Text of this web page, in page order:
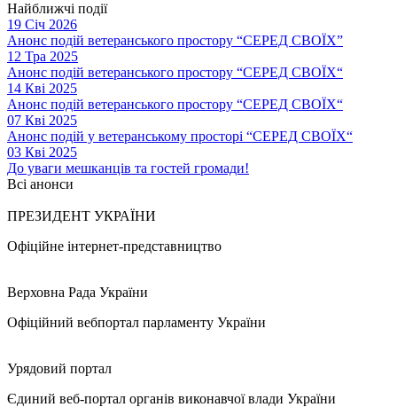
Найближчі події
19 Січ 2026
Анонс подій ветеранського простору “СЕРЕД СВОЇХ”
12 Тра 2025
Анонс подій ветеранського простору “СЕРЕД СВОЇХ“
14 Кві 2025
Анонс подій ветеранського простору “СЕРЕД СВОЇХ“
07 Кві 2025
Анонс подій у ветеранському просторі “СЕРЕД СВОЇХ“
03 Кві 2025
До уваги мешканців та гостей громади!
Всі анонси
ПРЕЗИДЕНТ УКРАЇНИ
Офіційне інтернет-представництво
Верховна Рада України
Офіційний вебпортал парламенту України
Урядовий портал
Єдиний веб-портал органів виконавчої влади України